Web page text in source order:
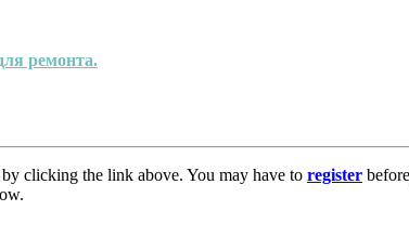
ремонта.
by clicking the link above. You may have to register